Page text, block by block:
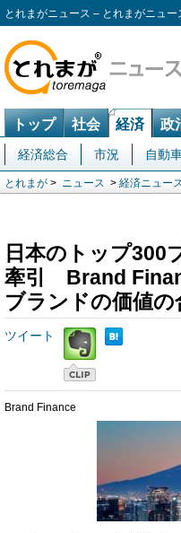
とれまがニュース – とれまがニュー
トップ 社会 経済 政
経済総合 市況 自動
とれまが > ニュース > 経済ニュー
日本のトップ
牽引 Brand
ブランドの価値
ツイート
Brand Finance